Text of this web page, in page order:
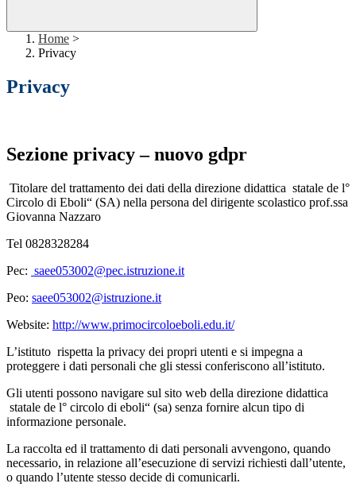
Home >
Privacy
Privacy
Sezione privacy – nuovo gdpr
Titolare del trattamento dei dati della direzione didattica statale de l°
Circolo di Eboli“ (SA) nella persona del dirigente scolastico prof.ssa
Giovanna Nazzaro
Tel 0828328284
Pec: saee053002@pec.istruzione.it
Peo: saee053002@istruzione.it
Website: http://www.primocircoloeboli.edu.it/
L’istituto rispetta la privacy dei propri utenti e si impegna a
proteggere i dati personali che gli stessi conferiscono all’istituto.
Gli utenti possono navigare sul sito web della direzione didattica
statale de l° circolo di eboli“ (sa) senza fornire alcun tipo di
informazione personale.
La raccolta ed il trattamento di dati personali avvengono, quando
necessario, in relazione all’esecuzione di servizi richiesti dall’utente,
o quando l’utente stesso decide di comunicarli.